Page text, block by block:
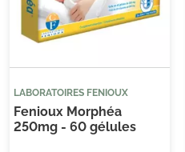
LABORATOIRES FENIOUX
Fenioux Morphéa
250mg - 60 gélules